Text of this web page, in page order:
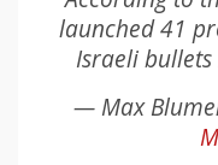
launched 41
Israeli bullets
— Max